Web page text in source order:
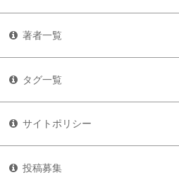
著者一覧
タグ一覧
サイトポリシー
投稿募集